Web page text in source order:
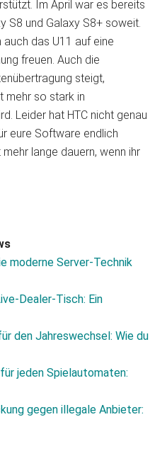
Im April war es bereits
S8 und Galaxy S8+ soweit.
das U11 auf eine
freuen. Auch die
steigt,
mehr so stark in
Leider hat HTC nicht genau
eure Software endlich
lange dauern, wenn ihr
moderne Server‑Technik
Dealer-Tisch: Ein
den Jahreswechsel: Wie du
jeden Spielautomaten:
gegen illegale Anbieter: